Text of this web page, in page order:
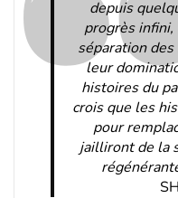
depuis
progrès
séparation
leur
histoires du
crois que les
pour
jailliront de la